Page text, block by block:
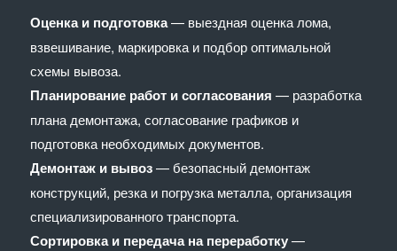
Оценка и подготовка— выездная оценка лома,
взвешивание, маркировка и подбор оптимальной
схемы вывоза.
Планирование работ и согласования — разработка
плана демонтажа, согласование графиков и
подготовка необходимых документов.
Демонтаж и вывоз— безопасный демонтаж
конструкций, резка и погрузка металла, организация
специализированного транспорта.
Сортировка и передача на переработку—